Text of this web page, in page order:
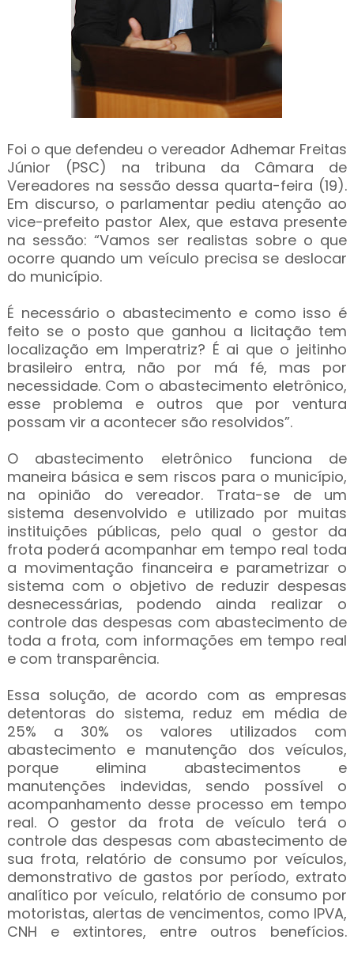
Foi o que defendeu o vereador Adhemar Freitas
Júnior (PSC) na tribuna da Câmara de
Vereadores na sessão dessa quarta-feira (19).
Em discurso, o parlamentar pediu atenção ao
vice-prefeito pastor Alex, que estava presente
na sessão: “Vamos ser realistas sobre o que
ocorre quando um veículo precisa se deslocar
do município.
É necessário o abastecimento e como isso é
feito se o posto que ganhou a licitação tem
localização em Imperatriz? É ai que o jeitinho
brasileiro entra, não por má fé, mas por
necessidade. Com o abastecimento eletrônico,
esse problema e outros que por ventura
possam vir a acontecer são resolvidos”.
O abastecimento eletrônico funciona de
maneira básica e sem riscos para o município,
na opinião do vereador. Trata-se de um
sistema desenvolvido e utilizado por muitas
instituições públicas, pelo qual o gestor da
frota poderá acompanhar em tempo real toda
a movimentação financeira e parametrizar o
sistema com o objetivo de reduzir despesas
desnecessárias, podendo ainda realizar o
controle das despesas com abastecimento de
toda a frota, com informações em tempo real
e com transparência.
Essa solução, de acordo com as empresas
detentoras do sistema, reduz em média de
25% a 30% os valores utilizados com
abastecimento e manutenção dos veículos,
porque elimina abastecimentos e
manutenções indevidas, sendo possível o
acompanhamento desse processo em tempo
real. O gestor da frota de veículo terá o
controle das despesas com abastecimento de
sua frota, relatório de consumo por veículos,
demonstrativo de gastos por período, extrato
analítico por veículo, relatório de consumo por
motoristas, alertas de vencimentos, como IPVA,
CNH e extintores, entre outros benefícios.